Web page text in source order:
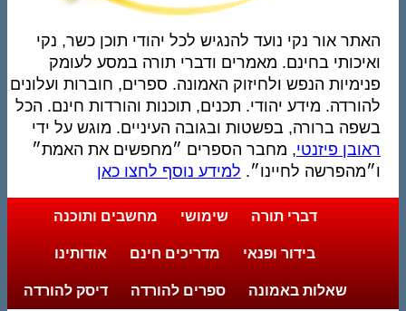
נועד להנגיש לכל יהודי תוכן כשר, נקי
מאמרים ודברי תורה במסע לעומק
ולחיזוק האמונה. ספרים, חוברות ועלונים
יהודי. תכנים, תוכנות והורדות חינם. הכל
בפשטות ובגובה העיניים. מוגש על ידי
, מחבר הספרים ״מחפשים את האמת״
למידע נוסף לחצו כאן
שימושי מחשבים ותוכנה
מדריכים חינם אודותינו
ספרים להורדה דיסק להורדה